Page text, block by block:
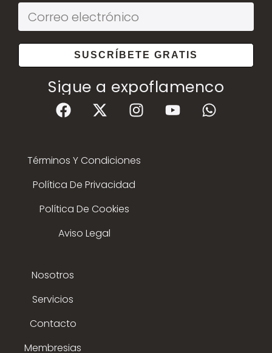
SUSCRÍBETE GRATIS
Sigue a expoflamenco
Términos Y Condiciones
Política De Privacidad
Política De Cookies
Aviso Legal
Nosotros
Servicios
Contacto
Membresias